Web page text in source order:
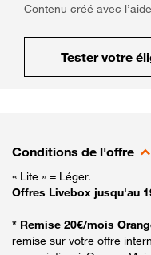
Contenu créé avec
Tester votre
Conditions de l'offre
« Lite » = Léger.
Offres Livebox jusqu'au
* Remise 20€/mois
remise sur votre offre